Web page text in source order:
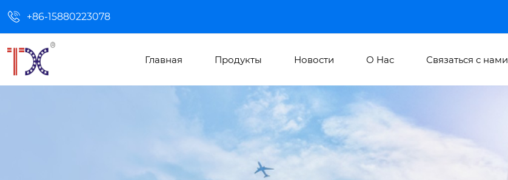
 +86-15880223078
Главная Продукты Новости О Hас Связаться с нами